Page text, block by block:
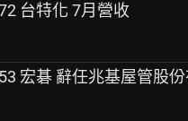
台特化 7月營收
宏碁 辭任兆基屋管股